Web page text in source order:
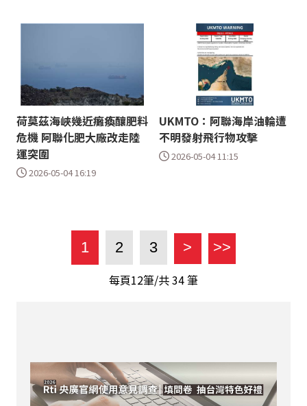
荷莫茲海峽幾近癱瘓釀肥料
危機 阿聯化肥大廠改走陸
運突圍
2026-05-04 16:19
UKMTO：阿聯海岸油輪遭
不明發射飛行物攻擊
2026-05-04 11:15
1 2 3 > >>
每頁12筆/共34筆